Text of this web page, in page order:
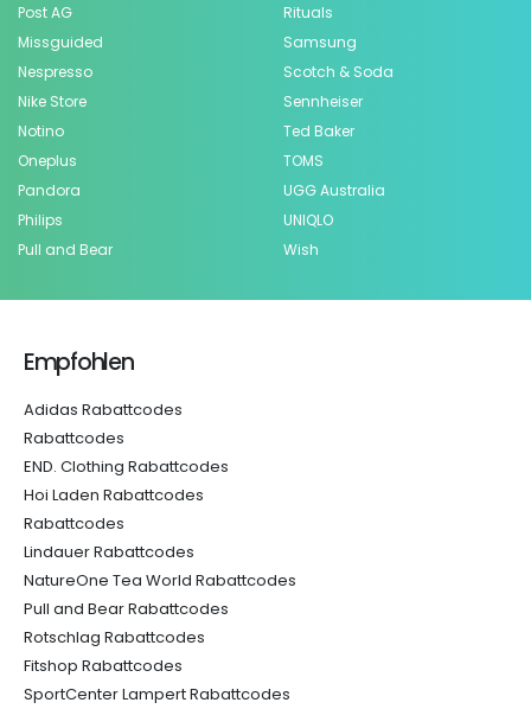
Post AG
Missguided
Nespresso
Nike Store
Notino
Oneplus
Pandora
Philips
Pull and Bear
Rituals
Samsung
Scotch & Soda
Sennheiser
Ted Baker
TOMS
UGG Australia
UNIQLO
Wish
Empfohlen
Adidas Rabattcodes
Rabattcodes
END. Clothing Rabattcodes
Hoi Laden Rabattcodes
Rabattcodes
Lindauer Rabattcodes
NatureOne Tea World Rabattcodes
Pull and Bear Rabattcodes
Rotschlag Rabattcodes
Fitshop Rabattcodes
SportCenter Lampert Rabattcodes